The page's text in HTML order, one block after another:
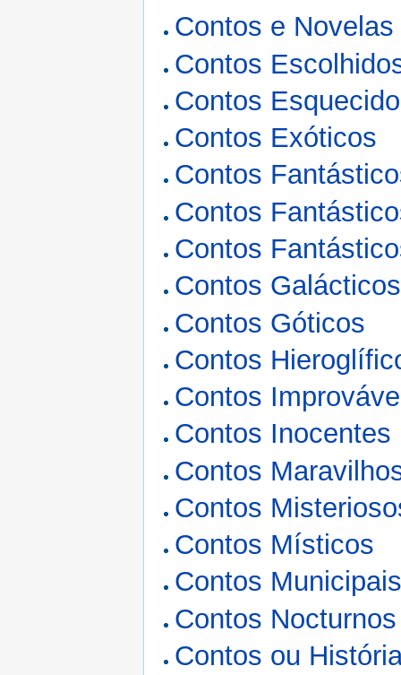
Contos e Novelas
Contos
Contos
Contos Exóticos
Contos
Contos
Contos
Contos Galácticos
Contos Góticos
Contos
Contos
Contos Inocentes
Contos
Contos
Contos Místicos
Contos
Contos Nocturnos
Contos ou